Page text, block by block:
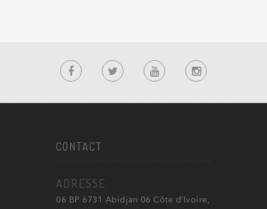
CONTACT
ADRESSE
06 BP 6731 Abidjan 06 Côte d’Ivoire,